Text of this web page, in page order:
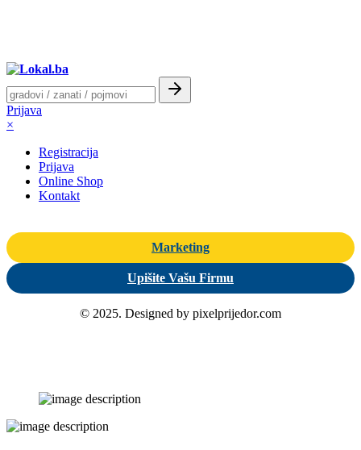
Prijava
×
Registracija
Prijava
Online Shop
Kontakt
Marketing
Upišite Vašu Firmu
© 2025. Designed by pixelprijedor.com